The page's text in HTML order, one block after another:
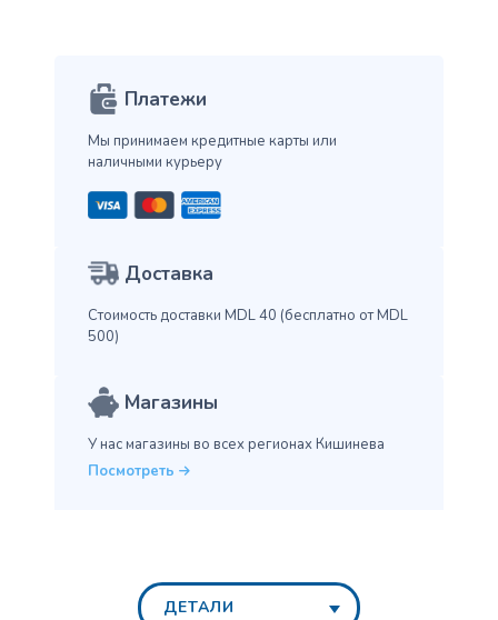
Платежи
Мы принимаем кредитные карты или
наличными курьеру
Доставка
Стоимость доставки MDL 40 (бесплатно от MDL
500)
Магазины
У нас магазины во всех регионах Кишинева
Посмотреть
ДЕТАЛИ